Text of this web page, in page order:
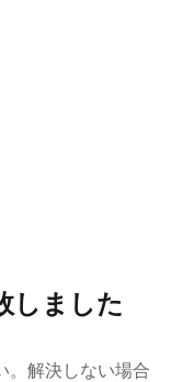
しました
。解決しない場合